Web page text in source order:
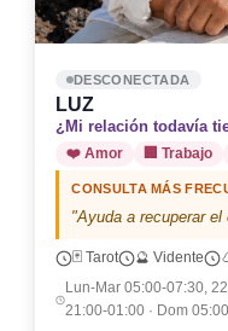
DESCONECTADA
LUZ
¿Mi relación todavía
❤️ Amor 🏢 Trabajo
CONSULTA MÁS
"Ayuda a recuperar
🃏 Tarot 🔮 Vidente
Lun-Mar 05:00-07:30,
21:00-01:00 · Dom